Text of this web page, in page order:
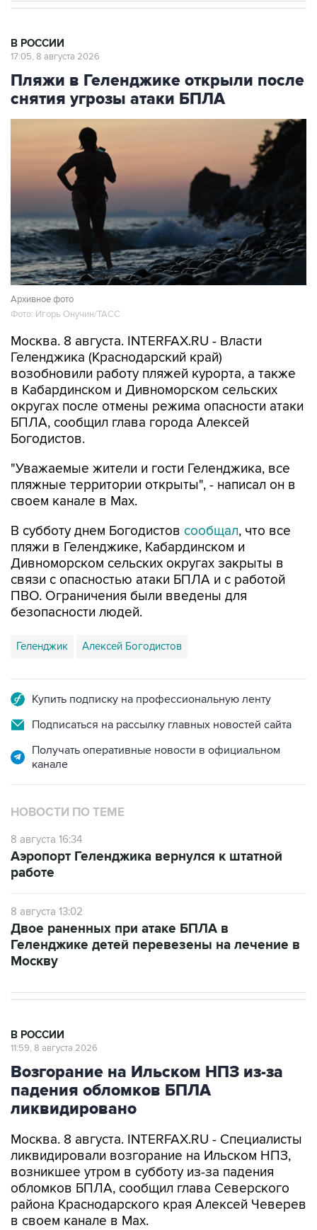
В РОССИИ
17:05, 8 августа 2026
Пляжи в Геленджике открыли после
снятия угрозы атаки БПЛА
Архивное фото
Фото: Игорь Онучин/ТАСС
Москва. 8 августа. INTERFAX.RU - Власти
Геленджика (Краснодарский край)
возобновили работу пляжей курорта, а также
в Кабардинском и Дивноморском сельских
округах после отмены режима опасности атаки
БПЛА, сообщил глава города Алексей
Богодистов.
"Уважаемые жители и гости Геленджика, все
пляжные территории открыты", - написал он в
своем канале в Max.
В субботу днем Богодистов сообщал, что все
пляжи в Геленджике, Кабардинском и
Дивноморском сельских округах закрыты в
связи с опасностью атаки БПЛА и с работой
ПВО. Ограничения были введены для
безопасности людей.
Геленджик Алексей Богодистов
Купить подписку на профессиональную ленту
Подписаться на рассылку главных новостей сайта
Получать оперативные новости в официальном
канале
НОВОСТИ ПО ТЕМЕ
8 августа 16:34
Аэропорт Геленджика вернулся к штатной
работе
8 августа 13:02
Двое раненных при атаке БПЛА в
Геленджике детей перевезены на лечение в
Москву
В РОССИИ
11:59, 8 августа 2026
Возгорание на Ильском НПЗ из-за
падения обломков БПЛА
ликвидировано
Москва. 8 августа. INTERFAX.RU - Специалисты
ликвидировали возгорание на Ильском НПЗ,
возникшее утром в субботу из-за падения
обломков БПЛА, сообщил глава Северского
района Краснодарского края Алексей Чеверев
в своем канале в Max.